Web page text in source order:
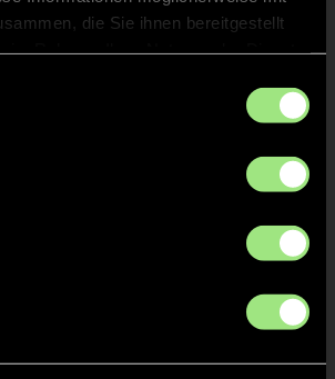
die Sie ihnen bereitgestellt
& ETW = Ersatztorwart, K = Kapitän